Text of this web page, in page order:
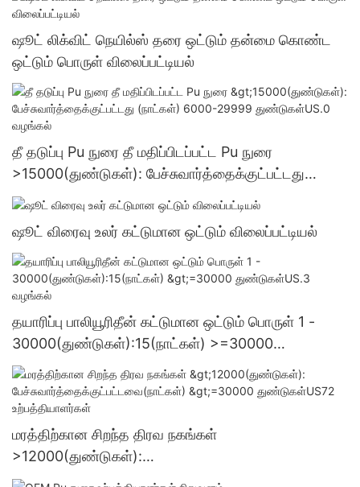
ஷூட் லிக்விட் நெயில்ஸ் தரை ஒட்டும் தன்மை கொண்ட
ஒட்டும் பொருள் விலைப்பட்டியல்
தீ தடுப்பு Pu நுரை தீ மதிப்பிடப்பட்ட Pu நுரை
>15000(துண்டுகள்): பேச்சுவார்த்தைக்குட்பட்டது
(நாட்கள்) 6000-29999 துண்டுகள்US.0 வழங்கல்
ஷூட் விரைவு உலர் கட்டுமான ஒட்டும் விலைப்பட்டியல்
தயாரிப்பு பாலியூரிதீன் கட்டுமான ஒட்டும் பொருள் 1 -
30000(துண்டுகள்):15(நாட்கள்) >=30000
துண்டுகள்US.3 வழங்கல்
மரத்திற்கான சிறந்த திரவ நகங்கள்
>12000(துண்டுகள்):
பேச்சுவார்த்தைக்குட்பட்டவை(நாட்கள்) >=30000